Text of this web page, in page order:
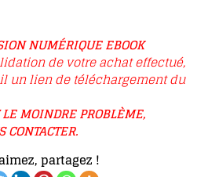
NUMÉRIQUE EBOOK
de votre achat effectué,
un lien de téléchargement du
MOINDRE PROBLÈME,
CONTACTER.
partagez !